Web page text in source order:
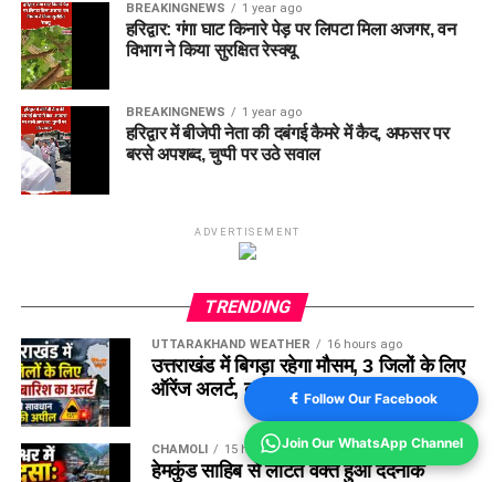
BREAKINGNEWS 1 year ago
हरिद्वार: गंगा घाट किनारे पेड़ पर लिपटा मिला अजगर, वन
विभाग ने किया सुरक्षित रेस्क्यू
BREAKINGNEWS 1 year ago
हरिद्वार में बीजेपी नेता की दबंगई कैमरे में कैद, अफसर पर
बरसे अपशब्द, चुप्पी पर उठे सवाल
ADVERTISEMENT
TRENDING
UTTARAKHAND WEATHER 16 hours ago
उत्तराखंड में बिगड़ा रहेगा मौसम, 3 जिलों के लिए
ऑरेंज अलर्ट, कई जगह भारी बारिश का अनुमान
CHAMOLI 15 hours ago
हेमकुंड साहिब से लौटते वक्त हुआ दर्दनाक
Follow Our Facebook
Join Our WhatsApp Channel